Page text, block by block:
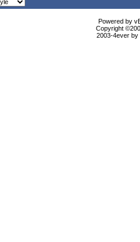
Powered by
Copyright
2003-4ever by